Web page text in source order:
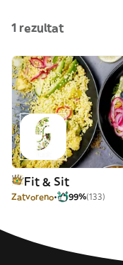
1 rezultat
Fit & Sit
Zatvoreno 99%(133)